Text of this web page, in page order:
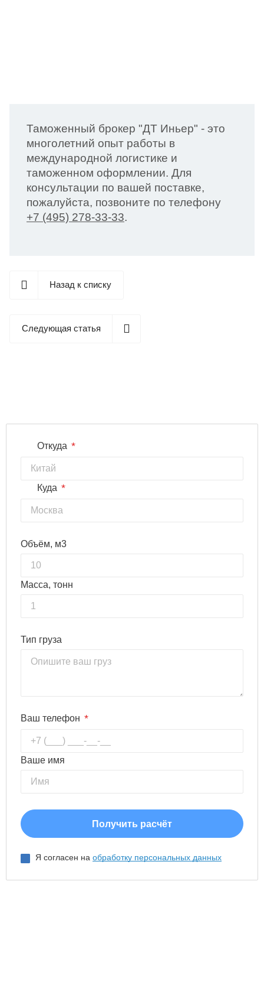
Таможенный брокер "ДТ Иньер" - это
многолетний опыт работы в
международной логистике и
таможенном оформлении. Для
консультации по вашей поставке,
пожалуйста, позвоните по телефону
+7 (495) 278-33-33.
Назад к списку
Следующая статья
Откуда *
Куда *
Объём, м3
Масса, тонн
Тип груза
Ваш телефон *
Ваше имя
Я согласен на обработку персональных данных